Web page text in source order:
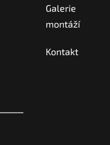
Galerie
montáží
Kontakt